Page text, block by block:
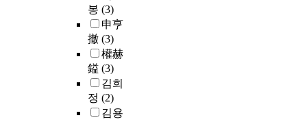
봉 (3)
申亨
撤 (3)
權赫
鎰 (3)
김희
정 (2)
김용